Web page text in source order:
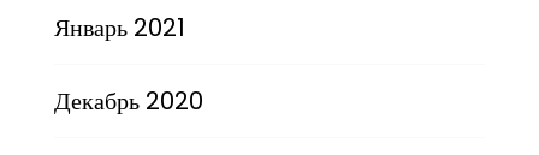
Январь 2021
Декабрь 2020